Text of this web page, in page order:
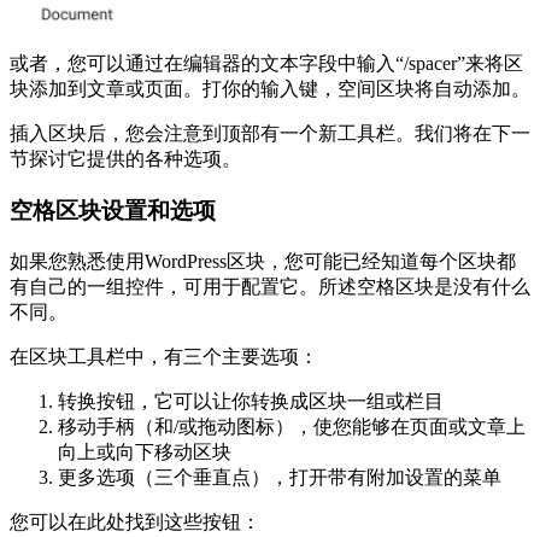
或者，您可以通过在编辑器的文本字段中输入“/spacer”来将区
块添加到文章或页面。打你的输入键，空间区块将自动添加。
插入区块后，您会注意到顶部有一个新工具栏。我们将在下一
节探讨它提供的各种选项。
空格区块设置和选项
如果您熟悉使用WordPress区块，您可能已经知道每个区块都
有自己的一组控件，可用于配置它。所述空格区块是没有什么
不同。
在区块工具栏中，有三个主要选项：
转换按钮，它可以让你转换成区块一组或栏目
移动手柄（和/或拖动图标），使您能够在页面或文章上
向上或向下移动区块
更多选项（三个垂直点），打开带有附加设置的菜单
您可以在此处找到这些按钮：